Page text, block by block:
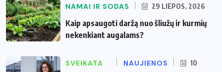
NAMAI IR SODAS 29 LIEPOS, 2026
Kaip apsaugoti daržą nuo šliužų ir kurmių
nekenkiant augalams?
SVEIKATA
NAUJIENOS
10